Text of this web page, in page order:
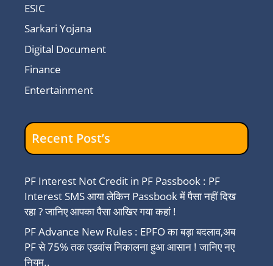
ESIC
Sarkari Yojana
Digital Document
Finance
Entertainment
Recent Post’s
PF Interest Not Credit in PF Passbook : PF
Interest SMS आया लेकिन Passbook में पैसा नहीं दिख
रहा ? जानिए आपका पैसा आखिर गया कहां !
PF Advance New Rules : EPFO का बड़ा बदलाव,अब
PF से 75% तक एडवांस निकालना हुआ आसान ! जानिए नए
नियम..